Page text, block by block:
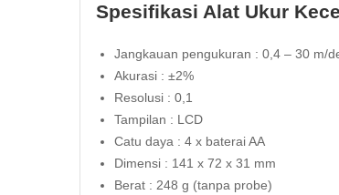
Spesifikasi Alat Ukur
Jangkauan pengukuran : 0,4 – 30 m/
Akurasi : ±2%
Resolusi : 0,1
Tampilan : LCD
Catu daya : 4 x baterai AA
Dimensi : 141 x 72 x 31 mm
Berat : 248 g (tanpa probe)